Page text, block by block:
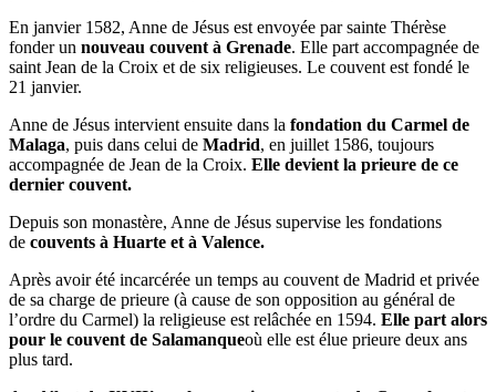
En janvier 1582, Anne de Jésus est envoyée par sainte Thérèse
fonder un nouveau couvent à Grenade. Elle part accompagnée de
saint Jean de la Croix et de six religieuses. Le couvent est fondé le
21 janvier.
Anne de Jésus intervient ensuite dans la fondation du Carmel de
Malaga, puis dans celui de Madrid, en juillet 1586, toujours
accompagnée de Jean de la Croix. Elle devient la prieure de ce
dernier couvent.
Depuis son monastère, Anne de Jésus supervise les fondations
de couvents à Huarte et à Valence.
Après avoir été incarcérée un temps au couvent de Madrid et privée
de sa charge de prieure (à cause de son opposition au général de
l’ordre du Carmel) la religieuse est relâchée en 1594. Elle part alors
pour le couvent de Salamanqueoù elle est élue prieure deux ans
plus tard.